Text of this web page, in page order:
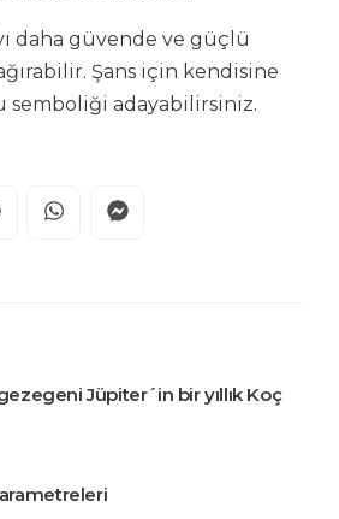
daha güvende ve güçlü
Şans için kendisine
semboliği adayabilirsiniz.
Jüpiter´in bir yıllık Koç